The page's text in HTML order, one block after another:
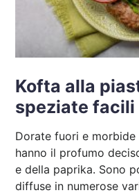
Kofta alla
speziate facili
Dorate fuori e
hanno il profumo
e della paprika. Sono
diffuse in numerose